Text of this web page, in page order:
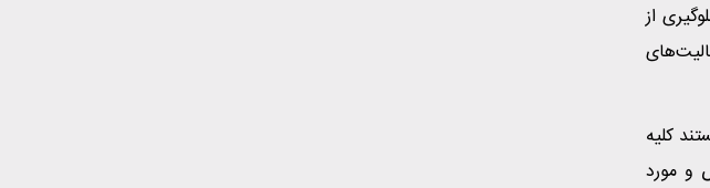
از
کلیه
و مورد